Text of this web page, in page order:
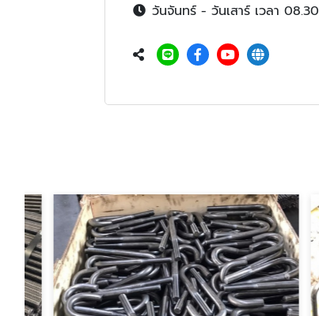
วันจันทร์ - วันเสาร์ เวลา